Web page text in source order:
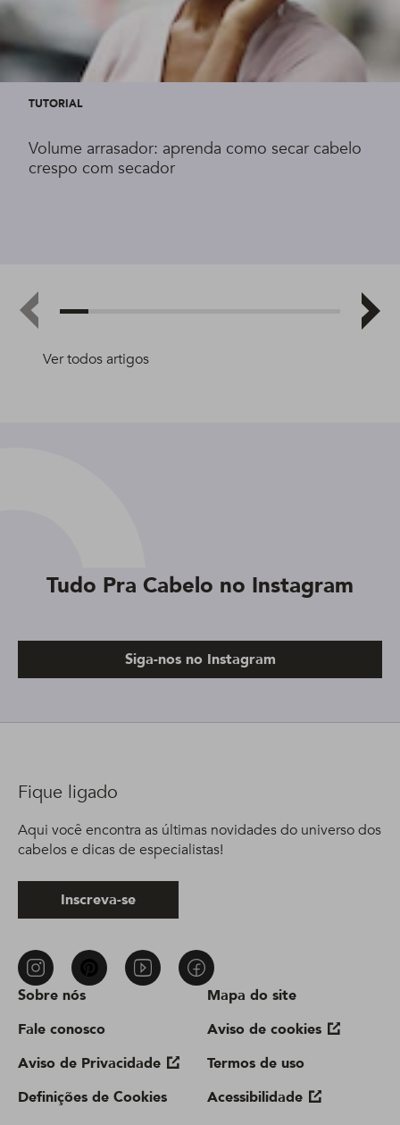
Ver todos artigos
TUTORIAL
Volume arrasador: aprenda como secar cabelo
crespo com secador
Tudo Pra Cabelo no Instagram
Siga-nos no Instagram
Sobre nós
Fale conosco
Aviso de Privacidade
Definições de Cookies
Mapa do site
Aviso de cookies
Termos de uso
Acessibilidade
Fique ligado
Aqui você encontra as últimas novidades do universo dos
cabelos e dicas de especialistas!
Inscreva-se